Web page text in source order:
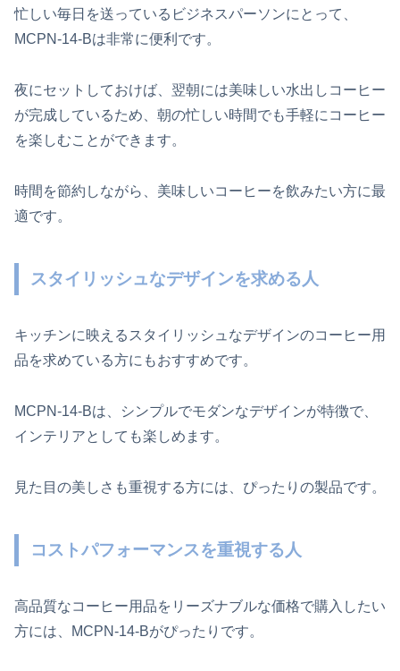
忙しい毎日を送っているビジネスパーソンにとって、
MCPN-14-Bは非常に便利です。
夜にセットしておけば、翌朝には美味しい水出しコーヒー
が完成しているため、朝の忙しい時間でも手軽にコーヒー
を楽しむことができます。
時間を節約しながら、美味しいコーヒーを飲みたい方に最
適です。
スタイリッシュなデザインを求める人
キッチンに映えるスタイリッシュなデザインのコーヒー用
品を求めている方にもおすすめです。
MCPN-14-Bは、シンプルでモダンなデザインが特徴で、
インテリアとしても楽しめます。
見た目の美しさも重視する方には、ぴったりの製品です。
コストパフォーマンスを重視する人
高品質なコーヒー用品をリーズナブルな価格で購入したい
方には、MCPN-14-Bがぴったりです。